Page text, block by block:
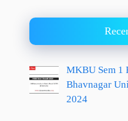
MKBU Sem 1
Bhavnagar
2024